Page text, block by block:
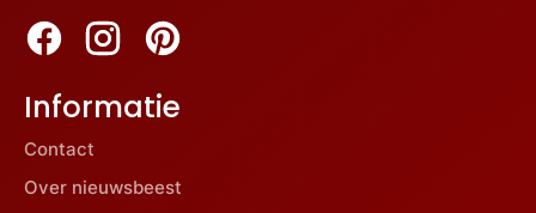
Informatie
Contact
Over nieuwsbeest